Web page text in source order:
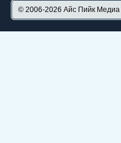
© 2006-2026 Айс Пийк Медиа